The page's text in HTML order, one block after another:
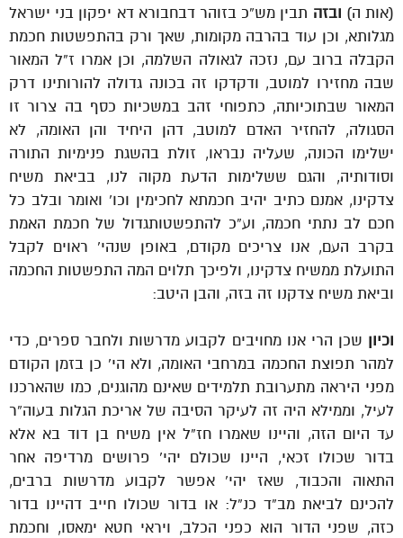
(אות ה) ובזה תבין מש”כ בזוהר דבחבורא דא יפקון בני ישראל
מגלותא, וכן עוד בהרבה מקומות, שאך ורק בהתפשטות חכמת
הקבלה ברוב עם, נזכה לגאולה השלמה, וכן אמרו ז”ל המאור
שבה מחזירו למוטב, ודקדקו זה בכונה גדולה להורותינו דרק
המאור שבתוכיותה, כתפוחי זהב במשכיות כסף בה צרור זו
הסגולה, להחזיר האדם למוטב, דהן היחיד והן האומה, לא
ישלימו הכונה, שעליה נבראו, זולת בהשגת פנימיות התורה
וסודותיה, והגם ששלימות הדעת מקוה לנו, בביאת משיח
צדקינו, אמנם כתיב יהיב חכמתא לחכימין וכו’ ואומר ובלב כל
חכם לב נתתי חכמה, וע”כ להתפשטותגדול של חכמת האמת
בקרב העם, אנו צריכים מקודם, באופן שנהי’ ראוים לקבל
התועלת ממשיח צדקינו, ולפיכך תלוים המה התפשטות החכמה
וביאת משיח צדקנו זה בזה, והבן היטב:
וכיון שכן הרי אנו מחויבים לקבוע מדרשות ולחבר ספרים, כדי
למהר תפוצת החכמה במרחבי האומה, ולא הי’ כן בזמן הקודם
מפני היראה מתערובת תלמידים שאינם מהוגנים, כמו שהארכנו
לעיל, וממילא היה זה לעיקר הסיבה של אריכת הגלות בעוה”ר
עד היום הזה, והיינו שאמרו חז”ל אין משיח בן דוד בא אלא
בדור שכולו זכאי, היינו שכולם יהי’ פרושים מרדיפה אחר
התאוה והכבוד, שאז יהי’ אפשר לקבוע מדרשות ברבים,
להכינם לביאת מב”ד כנ”ל: או בדור שכולו חייב דהיינו בדור
כזה, שפני הדור הוא כפני הכלב, ויראי חטא ימאסו, וחכמת